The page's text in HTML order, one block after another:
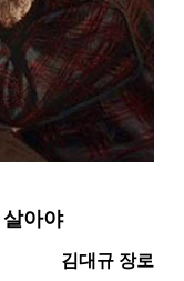
아야
김대규 장로